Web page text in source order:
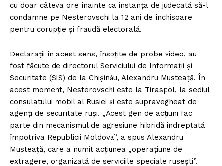
cu doar câteva ore înainte ca instanța de judecată să-l
condamne pe Nesterovschi la 12 ani de închisoare
pentru corupție și fraudă electorală.
Declarații în acest sens, însoțite de probe video, au
fost făcute de directorul Serviciului de Informații și
Securitate (SIS) de la Chișinău, Alexandru Musteață. În
acest moment, Nesterovschi este la Tiraspol, la sediul
consulatului mobil al Rusiei și este supravegheat de
agenți de securitate ruși. „Acest gen de acțiuni fac
parte din mecanismul de agresiune hibridă îndreptată
împotriva Republicii Moldova”, a spus Alexandru
Musteață, care a numit acțiunea „operațiune de
extragere, organizată de serviciile speciale rusești”.